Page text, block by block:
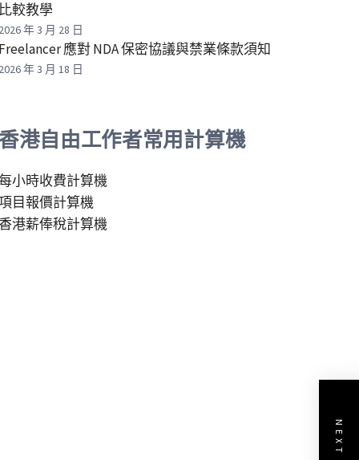
比較教學
2026 年 3 月 28 日
Freelancer 應對 NDA 保密協議與禁業條款須知
2026 年 3 月 18 日
港自由工作者常用計算機
小時收費計算機
目報價計算機
香港薪俸稅計算機